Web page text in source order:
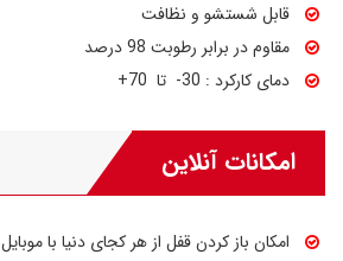
قابل شستشو و نظافت
مقاوم در برابر رطوبت 98 درصد
دمای کارکرد : 30- تا 70+
امکانات آنلاین
امکان باز کردن قفل از هر کجای دنیا با موبایل